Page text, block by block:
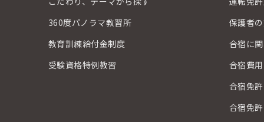
360度パノラマ教習所
教育訓練給付金制度
受験資格特例教習
保護者
合宿に
合宿費
合宿免
合宿免